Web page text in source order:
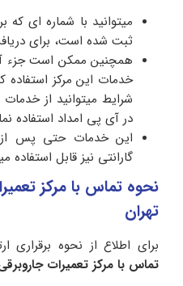
میتوانید با شماره ای
ثبت شده است، برای
همچنین ممکن است جزء آن
خدمات این مرکز استفاده
شرایط میتوانید از خدمات
در آی پی امداد استفاده
این خدمات حتی پس از
گارانتی نیز قابل استفاده
نحوه تماس با مرکز
تهران
برای اطلاع از نحوه برقراری
تماس با مرکز تعمیرات